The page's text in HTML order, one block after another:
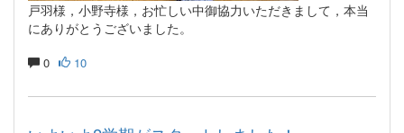
戸羽様，小野寺様，お忙しい中御協力いただきまして，本当
にありがとうございました。
0 10